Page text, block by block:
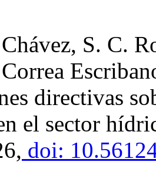
S. C.
directivas
el sector
doi: